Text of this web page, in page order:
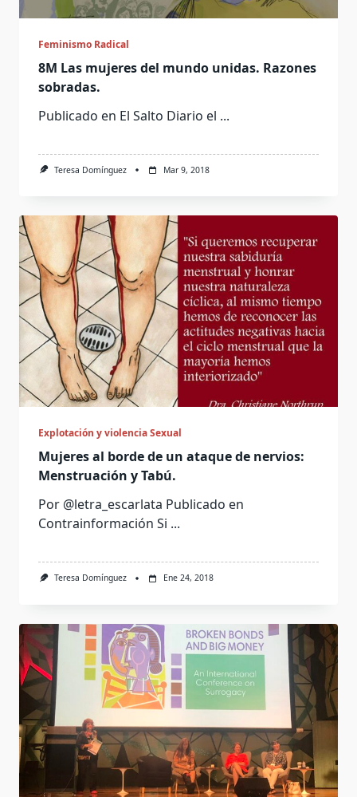
Feminismo Radical
8M Las mujeres del mundo unidas. Razones
sobradas.
Publicado en El Salto Diario el ...
Teresa Domínguez Mar 9, 2018
Explotación y violencia Sexual
Mujeres al borde de un ataque de nervios:
Menstruación y Tabú.
Por @letra_escarlata Publicado en
Contrainformación Si ...
Teresa Domínguez Ene 24, 2018